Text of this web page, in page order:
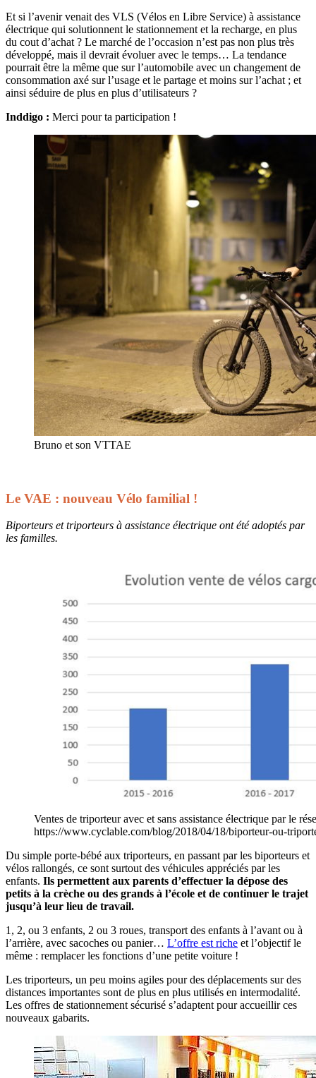
Et si l’avenir venait des VLS (Vélos en Libre Service) à assistance
électrique qui solutionnent le stationnement et la recharge, en plus
du cout d’achat ? Le marché de l’occasion n’est pas non plus très
développé, mais il devrait évoluer avec le temps… La tendance
pourrait être la même que sur l’automobile avec un changement de
consommation axé sur l’usage et le partage et moins sur l’achat ; et
ainsi séduire de plus en plus d’utilisateurs ?
Inddigo : Merci pour ta participation !
Bruno et son VTTAE
Le VAE : nouveau Vélo familial !
Biporteurs et triporteurs à assistance électrique ont été adoptés par
les familles.
Ventes de triporteur avec et sans assistance électrique par le
https://www.cyclable.com/blog/2018/04/18/biporteur-ou-
Du simple porte-bébé aux triporteurs, en passant par les biporteurs et
vélos rallongés, ce sont surtout des véhicules appréciés par les
enfants. Ils permettent aux parents d’effectuer la dépose des
petits à la crèche ou des grands à l’école et de continuer le trajet
jusqu’à leur lieu de travail.
1, 2, ou 3 enfants, 2 ou 3 roues, transport des enfants à l’avant ou à
l’arrière, avec sacoches ou panier… L’offre est riche et l’objectif le
même : remplacer les fonctions d’une petite voiture !
Les triporteurs, un peu moins agiles pour des déplacements sur des
distances importantes sont de plus en plus utilisés en intermodalité.
Les offres de stationnement sécurisé s’adaptent pour accueillir ces
nouveaux gabarits.